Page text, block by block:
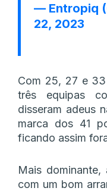
— Entropiq
22, 2023
Com 25, 27 e
três equipas
disseram adeus
marca dos 41
ficando assim
Mais dominante,
com um bom